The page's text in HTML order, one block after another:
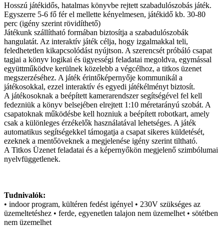
Hosszú játékidős, hatalmas könyvbe rejtett szabadulószobás játék.
Egyszerre 5-6 fő fér el mellette kényelmesen, játékidő kb. 30-80
perc (igény szerint rövidíthető)
Játékunk szállítható formában biztosítja a szabadulószobák
hangulatát. Az interaktív játék célja, hogy izgalmakkal teli,
feledhetetlen kikapcsolódást nyújtson. A szerencsét próbáló csapat
tagjai a könyv logikai és ügyességi feladatai megoldva, egymással
együttműködve kerülnek közelebb a végcélhoz, a titkos üzenet
megszerzéséhez. A játék érintőképernyője kommunikál a
játékosokkal, ezzel interaktív és egyedi játékélményt biztosít.
A játékosoknak a beépített kamerarendszer segítségével fel kell
fedezniük a könyv belsejében elrejtett 1:10 méretarányú szobát. A
csapatoknak működésbe kell hozniuk a beépített robotkart, amely
csak a különleges érzékelők használatával lehetséges. A játék
automatikus segítségekkel támogatja a csapat sikeres küldetését,
ezeknek a mentőöveknek a megjelenése igény szerint tiltható.
A Titkos Üzenet feladatai és a képernyőkön megjelenő szimbólumai
nyelvfüggetlenek.
Tudnivalók:
• indoor program, kültéren fedést igényel • 230V szükséges az
üzemeltetéshez • ferde, egyenetlen talajon nem üzemelhet • sötétben
nem üzemelhet